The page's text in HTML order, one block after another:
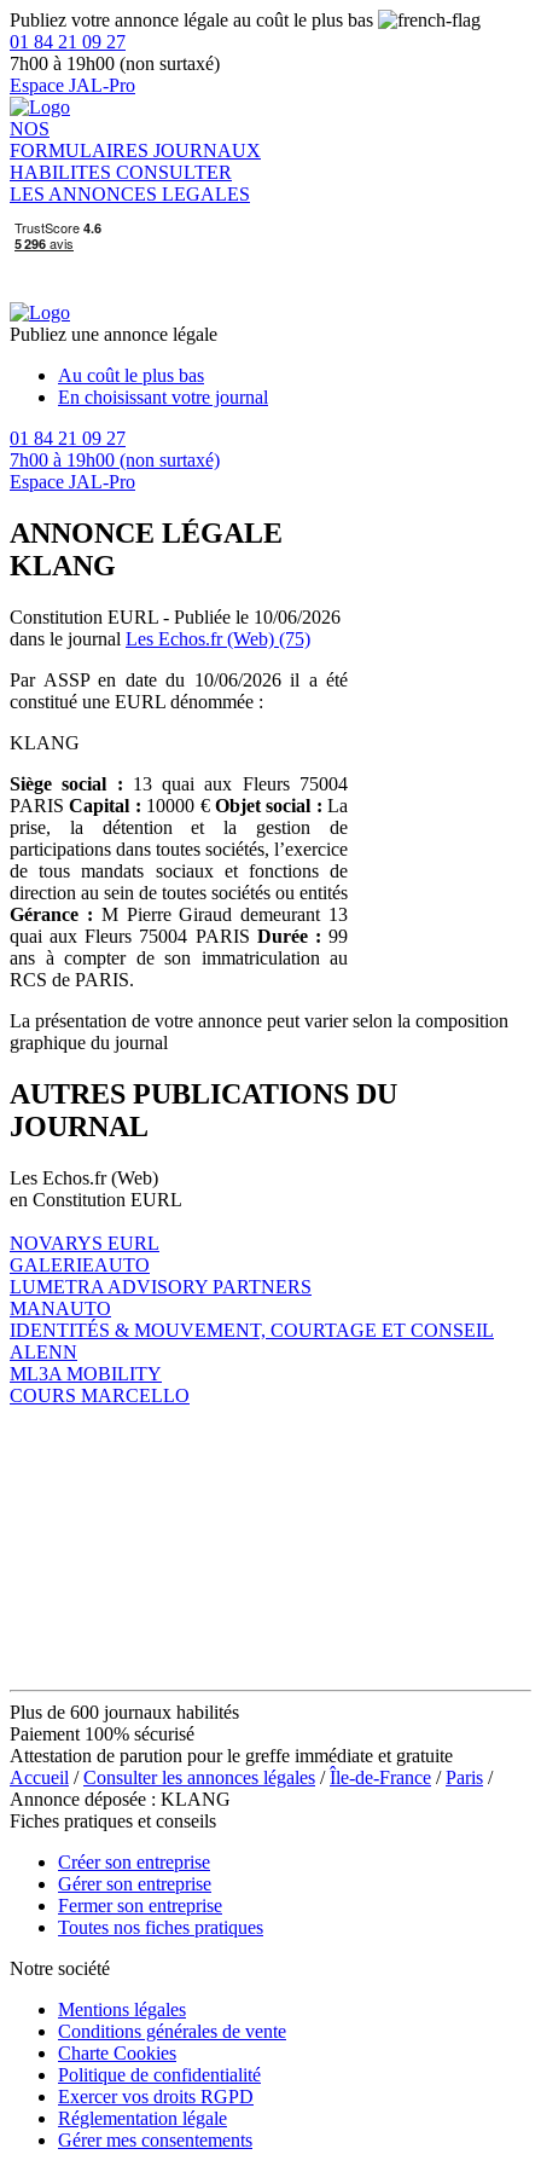
Publiez votre annonce légale au coût le plus bas
01 84 21 09 27
7h00 à 19h00 (non surtaxé)
Espace JAL-Pro
NOS
FORMULAIRES JOURNAUX
HABILITES CONSULTER
LES ANNONCES LEGALES
Publiez une annonce légale
Au coût le plus bas
En choisissant votre journal
01 84 21 09 27
7h00 à 19h00 (non surtaxé)
Espace JAL-Pro
ANNONCE LÉGALE
KLANG
Constitution EURL - Publiée le 10/06/2026
dans le journal Les Echos.fr (Web) (75)
Par ASSP en date du 10/06/2026 il a été
constitué une EURL dénommée :
KLANG
Siège social : 13 quai aux Fleurs 75004
PARISCapital : 10000 € Objet social : La
prise, la détention et la gestion de
participations dans toutes sociétés, l’exercice
de tous mandats sociaux et fonctions de
direction au sein de toutes sociétés ou entités
Gérance : M Pierre Giraud demeurant 13
quai aux Fleurs 75004 PARIS Durée : 99
ans à compter de son immatriculation au
RCS de PARIS.
La présentation de votre annonce peut varier selon la composition
graphique du journal
AUTRES PUBLICATIONS DU
JOURNAL
Les Echos.fr (Web)
en Constitution EURL
NOVARYS EURL
GALERIEAUTO
LUMETRA ADVISORY PARTNERS
MANAUTO
IDENTITÉS & MOUVEMENT, COURTAGE ET CONSEIL
ALENN
ML3A MOBILITY
COURS MARCELLO
Plus de 600 journaux habilités
Paiement 100% sécurisé
Attestation de parution pour le greffe immédiate et gratuite
Accueil /Consulter les annonces légales /Île-de-France /Paris /
Annonce déposée : KLANG
Fiches pratiques et conseils
Créer son entreprise
Gérer son entreprise
Fermer son entreprise
Toutes nos fiches pratiques
Notre société
Mentions légales
Conditions générales de vente
Charte Cookies
Politique de confidentialité
Exercer vos droits RGPD
Réglementation légale
Gérer mes consentements